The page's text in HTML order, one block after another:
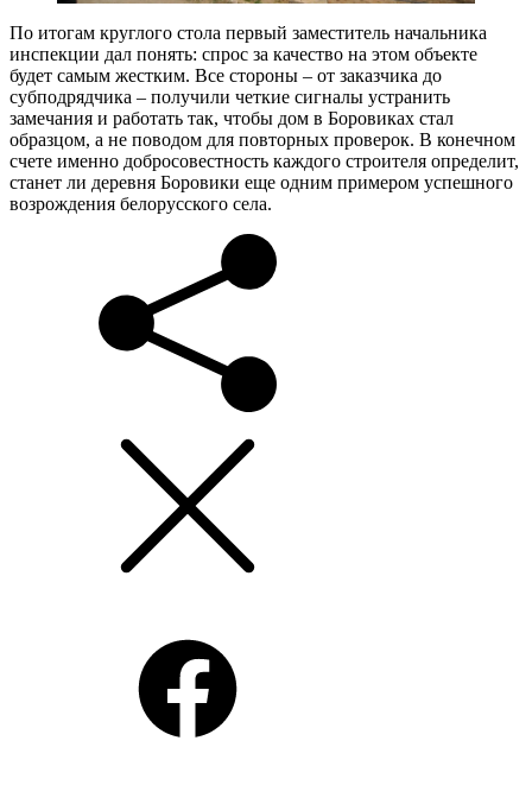
По итогам круглого стола первый заместитель начальника
инспекции дал понять: спрос за качество на этом объекте
будет самым жестким. Все стороны – от заказчика до
субподрядчика – получили четкие сигналы устранить
замечания и работать так, чтобы дом в Боровиках стал
образцом, а не поводом для повторных проверок. В конечном
счете именно добросовестность каждого строителя определит,
станет ли деревня Боровики еще одним примером успешного
возрождения белорусского села.